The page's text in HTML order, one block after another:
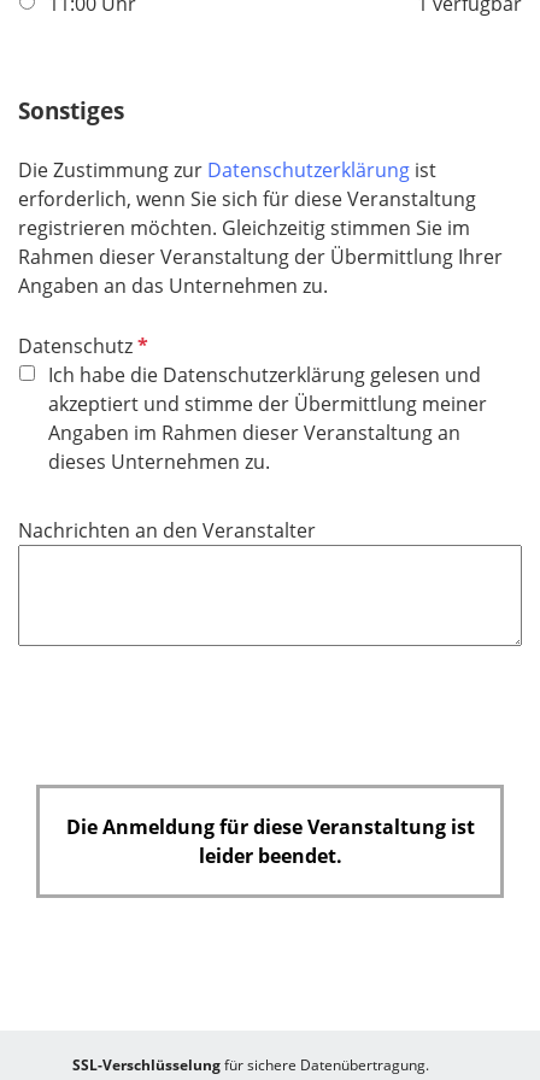
f
e
l
d
Sonstiges
Die Zustimmung zur Datenschutzerklärung ist
erforderlich, wenn Sie sich für diese Veranstaltung
registrieren möchten. Gleichzeitig stimmen Sie im
Rahmen dieser Veranstaltung der Übermittlung Ihrer
Angaben an das Unternehmen zu.
DatenschutzP
f
l
i
c
f
Ich habe die Datenschutzerklärung gelesen und
akzeptiert und stimme der Übermittlung meiner
Angaben im Rahmen dieser Veranstaltung an
dieses Unternehmen zu.
Nachrichten an den Veranstalter
Die Anmeldung für diese Veranstaltung ist
leider beendet.
SSL-Verschlüsselungfür sichere Datenübertragung.